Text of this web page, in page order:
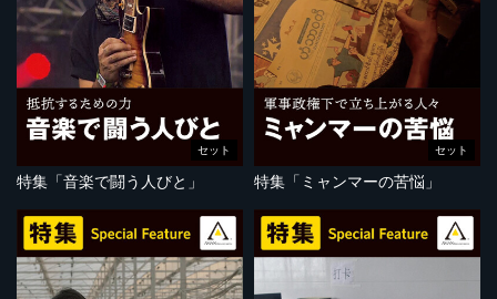
セット
特集「音楽で闘う人びと」
セット
特集「ミャンマーの苦悩」